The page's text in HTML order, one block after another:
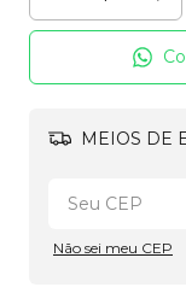
MEIOS DE
Não sei meu CEP